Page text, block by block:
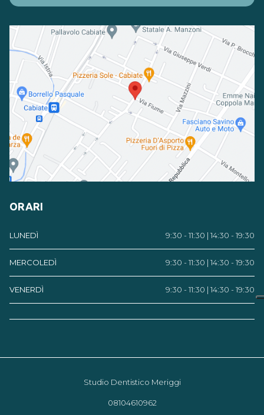
ORARI
LUNEDÌ 9:30 - 11:30 | 14:30 - 19:30
MERCOLEDÌ 9:30 - 11:30 | 14:30 - 19:30
VENERDÌ 9:30 - 11:30 | 14:30 - 19:30
Studio Dentistico Meriggi
08104610962